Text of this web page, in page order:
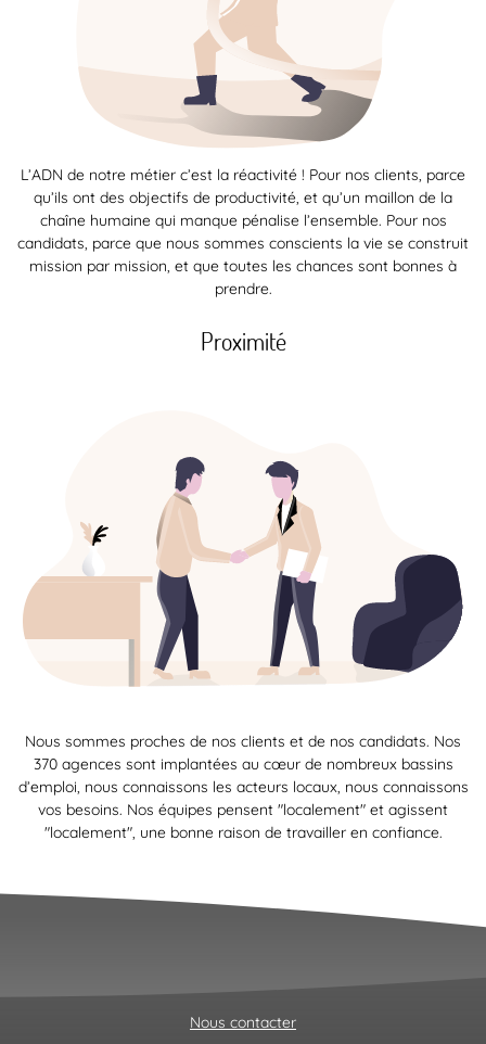
L’ADN de notre métier c’est la réactivité ! Pour nos clients, parce
qu’ils ont des objectifs de productivité, et qu’un maillon de la
chaîne humaine qui manque pénalise l’ensemble. Pour nos
candidats, parce que nous sommes conscients la vie se construit
mission par mission, et que toutes les chances sont bonnes à
prendre.
Proximité
Nous sommes proches de nos clients et de nos candidats. Nos
370 agences sont implantées au cœur de nombreux bassins
d’emploi, nous connaissons les acteurs locaux, nous connaissons
vos besoins. Nos équipes pensent "localement" et agissent
"localement", une bonne raison de travailler en confiance.
Nous contacter